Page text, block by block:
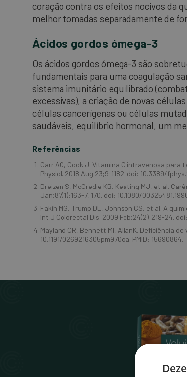
coração contra os efeitos nocivos da
melhor tomadas separadamente de
Ácidos gordos ómega-3
Os ácidos gordos ómega-3 são
fundamentais para uma coagulação
sistema imunitário equilibrado
excessivas), a criação de novas
células cancerígenas ou células
saudáveis, equilíbrio hormonal, um
Referências
Carr AC, Cook J. Vitamina C intravenosa
Physiol. 2018 Aug 23;9:1182. doi: 10.3389/
Dreizen S, McCredie KB, Keating MJ, et al.
Jan;87(1):163-7, 170. doi: 10.1080/
Fakih MG, Trump DL, Johnson CS, et al. A
Int J Colorectal Dis. 2009 Feb;24(2):219-24.
Mayland CR, Bennett MI, AllanK. Deficiência
10.1191/0269216305pm970oa. PMID: 15690864.